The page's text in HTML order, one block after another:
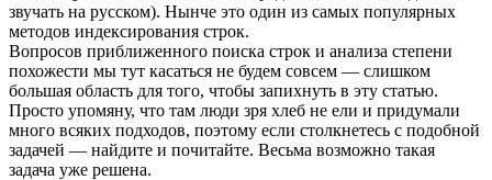
звучать на русском). Нынче это один из самых популярных
методов индексирования строк.
Вопросов приближенного поиска строк и анализа степени
похожести мы тут касаться не будем совсем — слишком
большая область для того, чтобы запихнуть в эту статью.
Просто упомяну, что там люди зря хлеб не ели и придумали
много всяких подходов, поэтому если столкнетесь с подобной
задачей — найдите и почитайте. Весьма возможно такая
задача уже решена.